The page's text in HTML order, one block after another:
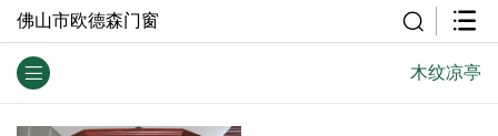
佛山市欧德森门窗
木纹凉亭